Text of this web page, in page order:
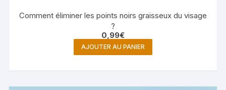
Comment éliminer les points noirs graisseux du visage
?
0,99€
AJOUTER AU PANIER